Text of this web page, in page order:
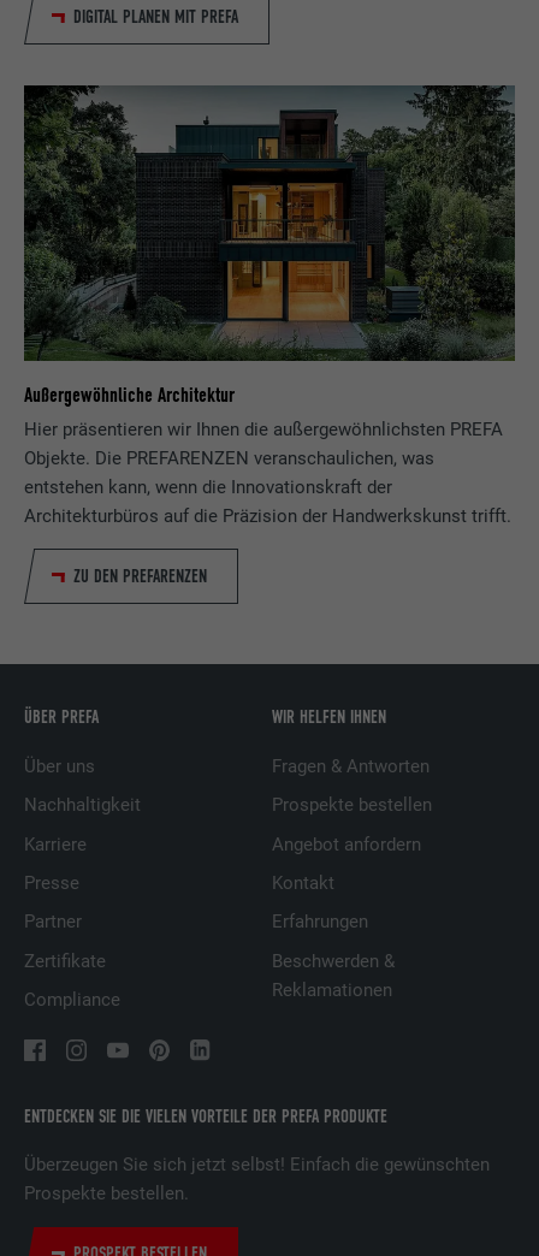
DIGITAL PLANEN MIT PREFA
Außergewöhnliche Architektur
Hier präsentieren wir Ihnen die außergewöhnlichsten PREFA
Objekte. Die PREFARENZEN veranschaulichen, was
entstehen kann, wenn die Innovationskraft der
Architekturbüros auf die Präzision der Handwerkskunst trifft.
ZU DEN PREFARENZEN
ENTDECKEN SIE DIE VIELEN VORTEILE DER PREFA PRODUKTE
Überzeugen Sie sich jetzt selbst! Einfach die gewünschten
Prospekte bestellen.
ÜBER PREFA
Über uns
Nachhaltigkeit
Karriere
Presse
Partner
Zertifikate
Compliance
WIR HELFEN IHNEN
Fragen & Antworten
Prospekte bestellen
Angebot anfordern
Kontakt
Erfahrungen
Beschwerden &
Reklamationen